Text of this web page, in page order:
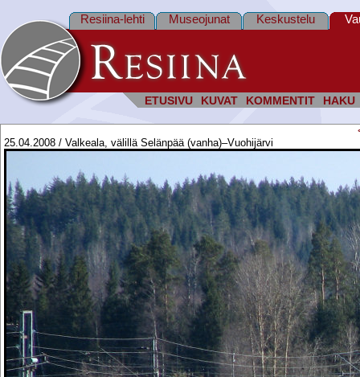
ETUSIVU KUVAT KOMMENTIT HAKU
Resiina-lehti Museojunat Keskustelu
25.04.2008 / Valkeala, välillä Selänpää (vanha)–Vuohijärvi